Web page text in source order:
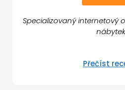
Specializovaný internetový
nábytek
Přečíst